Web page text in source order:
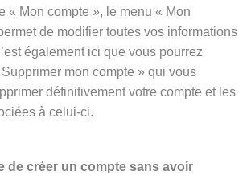
« Mon compte », le menu « Mon
de modifier toutes vos informations
également ici que vous pourrez
mon compte » qui vous
définitivement votre compte et les
à celui-ci.
de créer un compte sans avoir